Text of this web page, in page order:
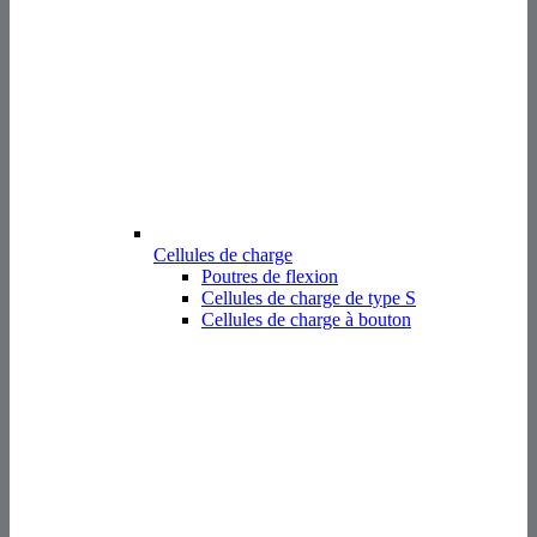
Cellules de charge
Poutres de flexion
Cellules de charge de type S
Cellules de charge à bouton